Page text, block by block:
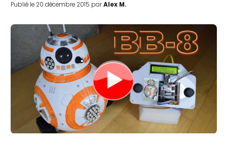
Publié le 20 décembre 2015 parAlex M.